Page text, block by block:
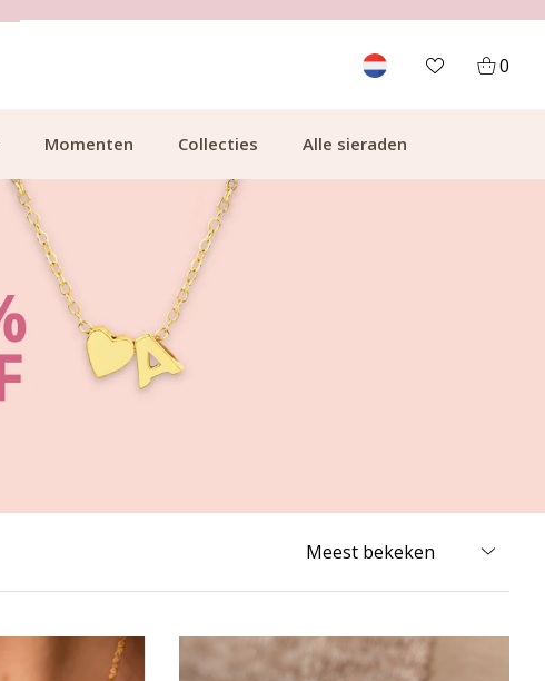
0
Momenten Collecties Alle sieraden